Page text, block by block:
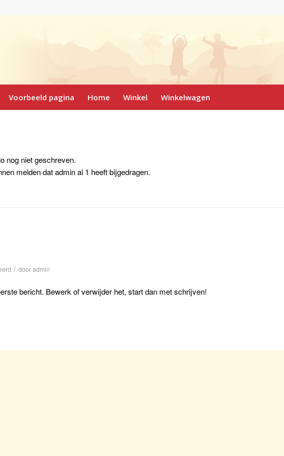
Voorbeeld pagina Home Winkel Winkelwagen
nog niet geschreven.
melden datadminal 1 heeft bijgedragen.
/ dooradmin
bericht. Bewerk of verwijder het, start dan met schrijven!